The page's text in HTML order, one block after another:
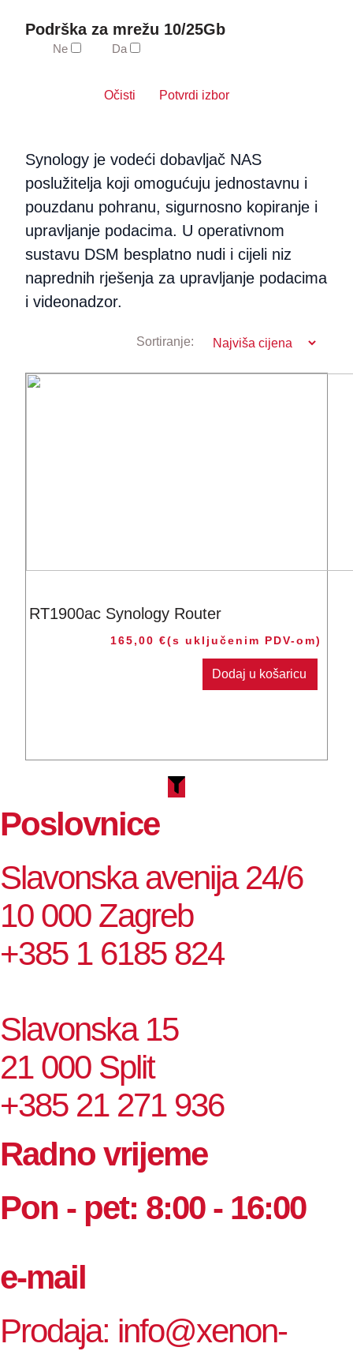
Podrška za mrežu 10/25Gb
Ne Da
Očisti Potvrdi izbor
Synology je vodeći dobavljač NAS
poslužitelja koji omogućuju jednostavnu i
pouzdanu pohranu, sigurnosno kopiranje i
upravljanje podacima. U operativnom
sustavu DSM besplatno nudi i cijeli niz
naprednih rješenja za upravljanje podacima
i videonadzor.
Sortiranje:
RT1900ac Synology Router
165,00 €(s uključenim PDV-om)
Dodaj u košaricu
Poslovnice
Slavonska avenija 24/6
10 000 Zagreb
+385 1 6185 824
Slavonska 15
21 000 Split
+385 21 271 936
Radno vrijeme
Pon - pet: 8:00 - 16:00
e-mail
Prodaja: info@xenon-